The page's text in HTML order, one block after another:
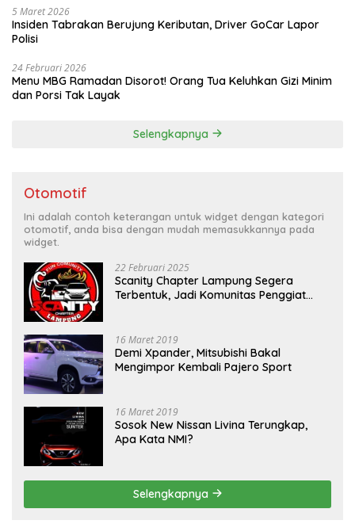
5 Maret 2026
Insiden Tabrakan Berujung Keributan, Driver GoCar Lapor
Polisi
24 Februari 2026
Menu MBG Ramadan Disorot! Orang Tua Keluhkan Gizi Minim
dan Porsi Tak Layak
Selengkapnya
Otomotif
Ini adalah contoh keterangan untuk widget dengan kategori
otomotif, anda bisa dengan mudah memasukkannya pada
widget.
22 Februari 2025
Scanity Chapter Lampung Segera
Terbentuk, Jadi Komunitas Penggiat
16 Maret 2019
Demi Xpander, Mitsubishi Bakal
Mengimpor Kembali Pajero Sport
16 Maret 2019
Sosok New Nissan Livina Terungkap,
Apa Kata NMI?
Selengkapnya